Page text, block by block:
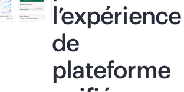
l’expérience
de
plateforme